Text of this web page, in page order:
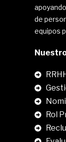
de
equipos
Rol